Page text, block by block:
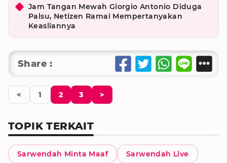
Jam Tangan Mewah Giorgio Antonio Diduga
Palsu, Netizen Ramai Mempertanyakan
Keasliannya
Share :
< 1 2 3 >
TOPIK TERKAIT
Sarwendah Minta Maaf Sarwendah Live